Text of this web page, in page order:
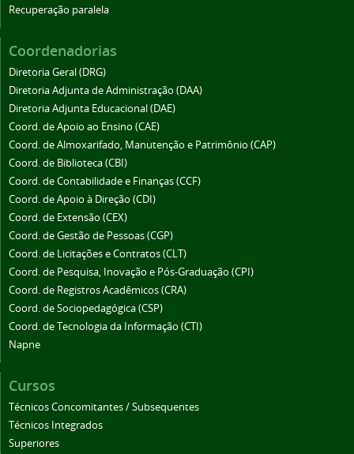
Recuperação paralela
Coordenadorias
Diretoria Geral (DRG)
Diretoria Adjunta de Administração (DAA)
Diretoria Adjunta Educacional (DAE)
Coord. de Apoio ao Ensino (CAE)
Coord. de Almoxarifado, Manutenção e Patrimônio (CAP)
Coord. de Biblioteca (CBI)
Coord. de Contabilidade e Finanças (CCF)
Coord. de Apoio à Direção (CDI)
Coord. de Extensão (CEX)
Coord. de Gestão de Pessoas (CGP)
Coord. de Licitações e Contratos (CLT)
Coord. de Pesquisa, Inovação e Pós-Graduação (CPI)
Coord. de Registros Acadêmicos (CRA)
Coord. de Sociopedagógica (CSP)
Coord. de Tecnologia da Informação (CTI)
Napne
Cursos
Técnicos Concomitantes / Subsequentes
Técnicos Integrados
Superiores